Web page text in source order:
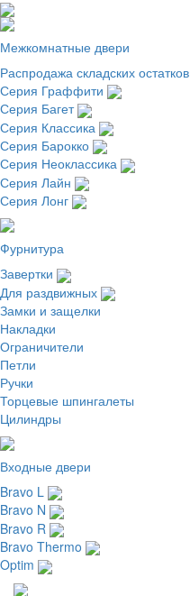
Межкомнатные двери
Распродажа складских остатков
Серия Граффити
Серия Багет
Серия Классика
Серия Барокко
Серия Неоклассика
Серия Лайн
Серия Лонг
Фурнитура
Завертки
Для раздвижных
Замки и защелки
Накладки
Ограничители
Петли
Ручки
Торцевые шпингалеты
Цилиндры
Входные двери
Bravo L
Bravo N
Bravo R
Bravo Thermo
Optim